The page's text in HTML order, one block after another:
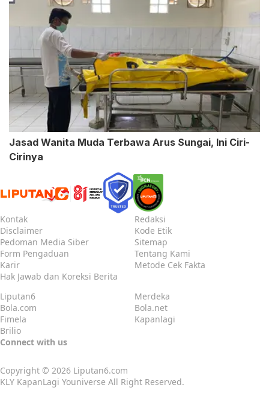
Jasad Wanita Muda Terbawa Arus Sungai, Ini Ciri-
Cirinya
Kontak
Redaksi
Disclaimer
Kode Etik
Pedoman Media Siber
Sitemap
Form Pengaduan
Tentang Kami
Karir
Metode Cek Fakta
Hak Jawab dan Koreksi Berita
Liputan6
Merdeka
Bola.com
Bola.net
Fimela
Kapanlagi
Brilio
Connect with us
Copyright © 2026 Liputan6.com
KLY KapanLagi Youniverse All Right Reserved.